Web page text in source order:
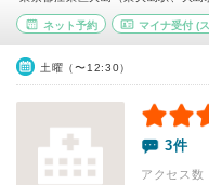
ネット予約 マイナ受付(
土曜（〜12:30）
3件
アクセス